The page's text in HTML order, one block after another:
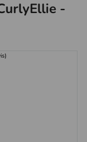
-